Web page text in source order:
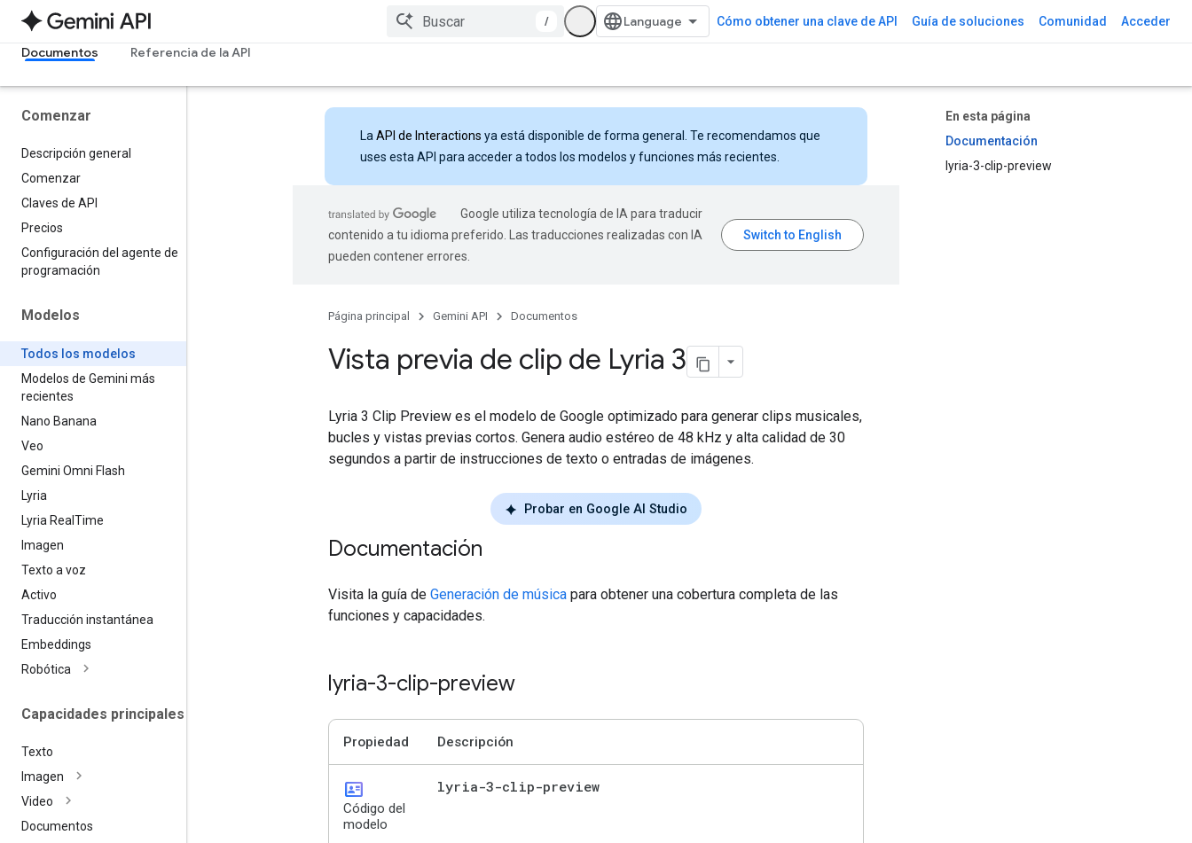
/ Cómo obtener una clave de API Guía de soluciones Comunidad Acceder
Documentos Referencia de la API
Comenzar
Descripción general
Comenzar
Claves de API
Precios
Configuración del agente de
programación
Modelos
Todos los modelos
Modelos de Gemini más
recientes
Nano Banana
Veo
Gemini Omni Flash
Lyria
Lyria Real Time
Imagen
Texto a voz
Activo
Traducción instantánea
Embeddings
Robótica
Capacidades principales
Texto
Imagen
Video
Documentos
En esta página
Documentación
lyria-3-clip-preview
La API de Interactions ya está disponible de forma general. Te recomendamos que
uses esta API para acceder a todos los modelos y funciones más recientes.
Google utiliza tecnología de IA para traducir
contenido a tu idioma preferido. Las traducciones realizadas con IA
pueden contener errores.
Página principal Gemini API Documentos
Vista previa de clip de Lyria 3
Lyria 3 Clip Preview es el modelo de Google optimizado para generar clips musicales,
bucles y vistas previas cortos. Genera audio estéreo de 48 kHz y alta calidad de 30
segundos a partir de instrucciones de texto o entradas de imágenes.
Probar en Google AI Studio
Documentación
Visita la guía de Generación de música para obtener una cobertura completa de las
funciones y capacidades.
lyria-3-clip-preview
Propiedad Descripción
id_card
Código del
modelo
lyria-3-clip-preview